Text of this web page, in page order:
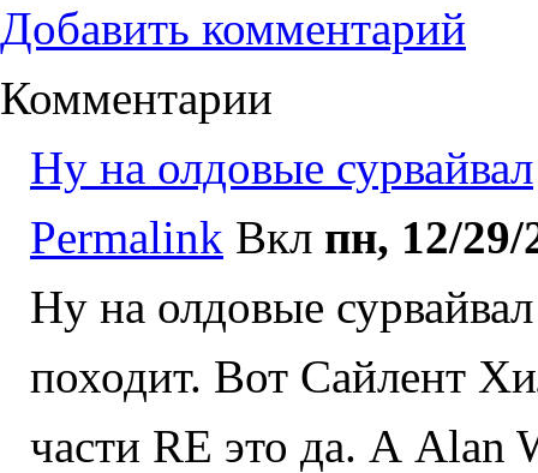
Добавить комментарий
Комментарии
Ну на олдовые сурвайвал
Permalink Вкл пн, 12/29/
Ну на олдовые
походит. Вот Сайлент
части RE это да. А Alan